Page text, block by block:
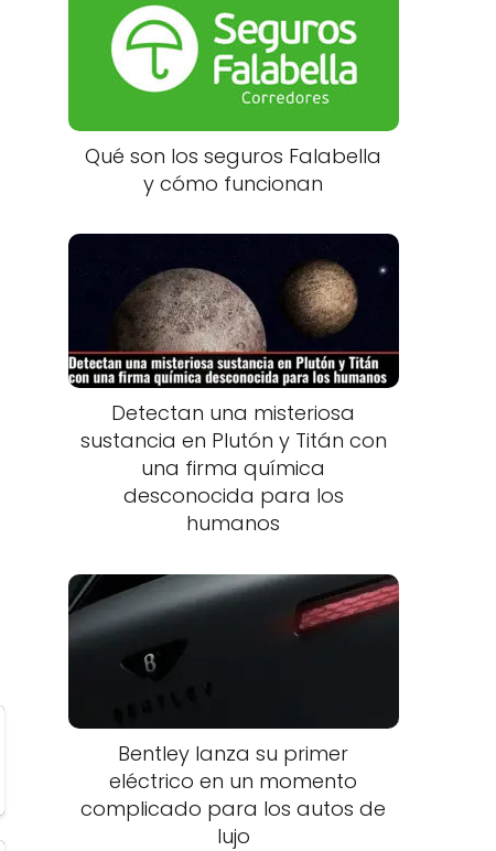
Qué son los seguros Falabella
y cómo funcionan
Detectan una misteriosa
sustancia en Plutón y Titán con
una firma química
desconocida para los
humanos
Bentley lanza su primer
eléctrico en un momento
complicado para los autos de
lujo